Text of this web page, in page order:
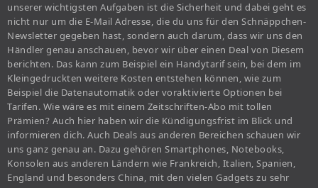
unserer wichtigsten Aufgaben ist die Sicherheit und dabei geht es
nicht nur um die E-Mail Adresse, die du uns für den Schnäppchen-
Newsletter gegeben hast, sondern auch darum, dass wir uns den
Händler genau anschauen, bevor wir über einen Deal von Diesem
berichten. Das kann zum Beispiel ein Handytarif sein, bei dem im
Kleingedruckten weitere Kosten entstehen können, wie zum
Beispiel die Datenautomatik oder voraktivierte Optionen bei
Tarifen. Wie wäre es mit einem Zeitschriften-Abo mit tollen
Prämien? Auch hier haben wir die Kündigungsfrist im Blick und
informieren dich. Auch Deals aus anderen Bereichen schauen wir
uns ganz genau an. Dazu gehören Smartphones, Notebooks,
Konsolen aus anderen Ländern wie Frankreich, Italien, Spanien,
England und besonders China, mit den vielen Gadgets zu sehr